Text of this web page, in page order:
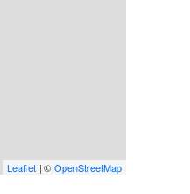
Leaflet | ©OpenStreetMap